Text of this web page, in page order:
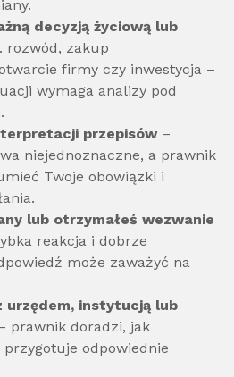
decyzją życiową lub
rozwód, zakup
firmy czy inwestycja –
wymaga analizy pod
przepisów –
niejednoznaczne, a prawnik
Twoje obowiązki i
lub otrzymałeś wezwanie
reakcja i dobrze
może zaważyć na
urzędem, instytucją lub
prawnik doradzi, jak
odpowiednie